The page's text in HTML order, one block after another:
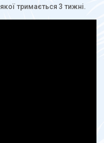
тримається 3 тижні.